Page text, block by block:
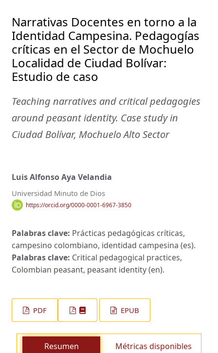
Narrativas Docentes en torno a la
Identidad Campesina. Pedagogías
críticas en el Sector de Mochuelo
Localidad de Ciudad Bolívar:
Estudio de caso
Teaching narratives and critical pedagogies
around peasant identity. Case study in
Ciudad Bolívar, Mochuelo Alto Sector
Luis Alfonso Aya Velandia
Universidad Minuto de Dios
https://orcid.org/0000-0001-6967-3850
Palabras clave: Prácticas pedagógicas críticas,
campesino colombiano, identidad campesina (es).
Palabras clave: Critical pedagogical practices,
Colombian peasant, peasant identity (en).
PDF EPUB
Resumen Métricas disponibles